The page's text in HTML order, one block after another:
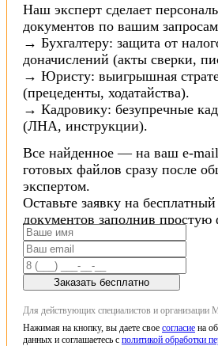
Наш эксперт сделает
документов по вашим
→ Бухгалтеру: защита от
доначислений (акты сверки,
→ Юристу: выигрышная
(прецеденты, ходатайства).
→ Кадровику: безупречные
(ЛНА, инструкции).
Все найденное — на ваш e-
готовых файлов сразу после
экспертом.
Оставьте заявку на
документов заполнив простую
Заказать бесплатно
Для действующих специалистов и
Нажимая на кнопку, вы даете свое согласие на
данных и соглашаетесь с политикой обработки